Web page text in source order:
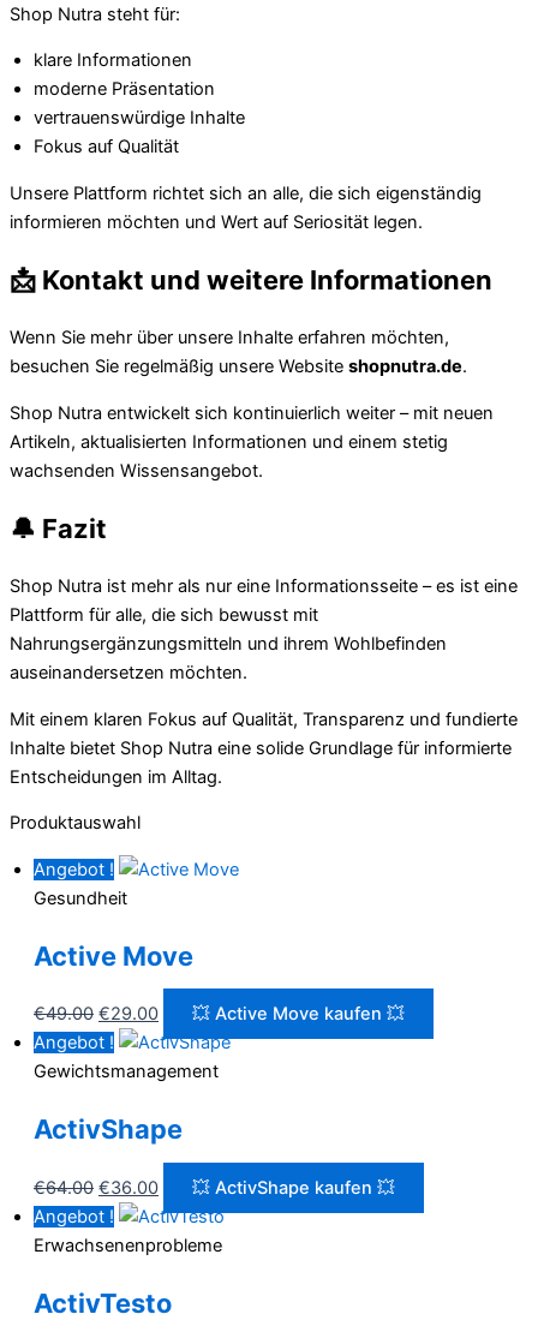
Shop Nutra steht für:
klare Informationen
moderne Präsentation
vertrauenswürdige Inhalte
Fokus auf Qualität
Unsere Plattform richtet sich an alle, die sich eigenständig
informieren möchten und Wert auf Seriosität legen.
📩 Kontakt und weitere Informationen
Wenn Sie mehr über unsere Inhalte erfahren möchten,
besuchen Sie regelmäßig unsere Website shopnutra.de.
Shop Nutra entwickelt sich kontinuierlich weiter – mit neuen
Artikeln, aktualisierten Informationen und einem stetig
wachsenden Wissensangebot.
🔔 Fazit
Shop Nutra ist mehr als nur eine Informationsseite – es ist eine
Plattform für alle, die sich bewusst mit
Nahrungsergänzungsmitteln und ihrem Wohlbefinden
auseinandersetzen möchten.
Mit einem klaren Fokus auf Qualität, Transparenz und fundierte
Inhalte bietet Shop Nutra eine solide Grundlage für informierte
Entscheidungen im Alltag.
Produktauswahl
Angebot !
Gesundheit
Active Move
€49.00 Ursprünglicher
Preis
war:
€29.00Aktueller
Preis
ist:
💥 Active Move kaufen 💥
Angebot !
Gewichtsmanagement
ActivShape
€64.00 Ursprünglicher
Preis
war:
€36.00Aktueller
Preis
ist:
💥 ActivShape kaufen 💥
Angebot !
Erwachsenenprobleme
ActivTesto